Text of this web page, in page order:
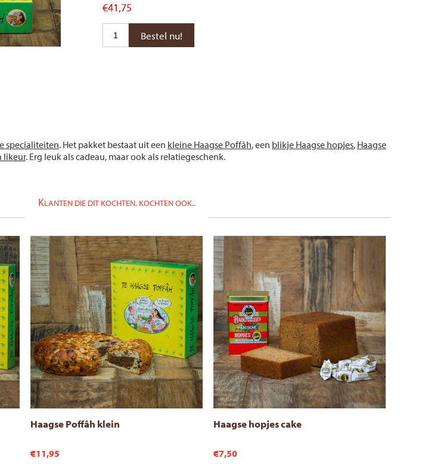
€41,75
specialiteiten. Het pakket bestaat uit een kleine Haagse Poffâh, een blikje Haagse hopjes, Haagse
likeur. Erg leuk als cadeau, maar ook als relatiegeschenk.
KLANTEN DIE DIT KOCHTEN, KOCHTEN OOK..
Haagse Poffâh klein
€11,95
Haagse hopjes cake
€7,50